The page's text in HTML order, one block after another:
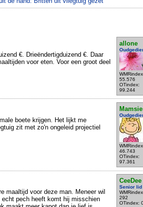
allone
55.576
OTindex:
99.244
€. Drieëndertigduizend €. Daar
voor eten. Voor een groot deel
Mamsie
46.743
OTindex:
97.361
boete krijgen. Het lijkt me
zit met zo'n ongeleid projectiel
CeeDee
Senior lid
292
OTindex:
maaltijd voor deze man. Meneer wil
pech heeft komt hij misschien